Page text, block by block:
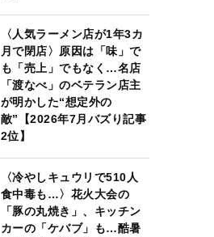
〈人気ラーメン店が1年3カ
月で閉店〉原因は「味」で
も「売上」でもなく…名店
「渡なべ」のベテラン店主
が明かした“想定外の
敵”【2026年7月バズり記事
2位】
〈冷やしキュウリで510人
食中毒も…〉花火大会の
「豚の丸焼き」、キッチン
カーの「ケバブ」も…酷暑